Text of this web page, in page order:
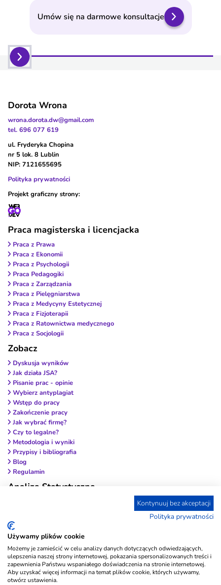
Umów się na darmowe konsultacje
Dorota Wrona
wrona.dorota.dw@gmail.com
tel. 696 077 619
ul. Fryderyka Chopina
nr 5 lok. 8 Lublin
NIP: 7121655695
Polityka prywatności
Projekt graficzny strony:
Praca magisterska i licencjacka
Praca z Prawa
Praca z Ekonomii
Praca z Psychologii
Praca Pedagogiki
Praca z Zarządzania
Praca z Pielęgniarstwa
Praca z Medycyny Estetycznej
Praca z Fizjoterapii
Praca z Ratownictwa medycznego
Praca z Socjologii
Zobacz
Dyskusja wyników
Jak działa JSA?
Pisanie prac - opinie
Wybierz antyplagiat
Wstęp do pracy
Zakończenie pracy
Jak wybrać firmę?
Czy to legalne?
Metodologia i wyniki
Przypisy i bibliografia
Blog
Regulamin
Analiza Statystyczna
Biblioteka testów psychologicznych
Kontynuuj bez akceptacji
Polityka prywatności
Używamy plików cookie
Możemy je zamieścić w celu analizy danych dotyczących odwiedzających,
ulepszenia naszej strony internetowej, pokazania spersonalizowanych treści i
zapewnienia Państwu wspaniałego doświadczenia na stronie internetowej.
Aby uzyskać więcej informacji na temat plików cookie, których używamy,
otwórz ustawienia.